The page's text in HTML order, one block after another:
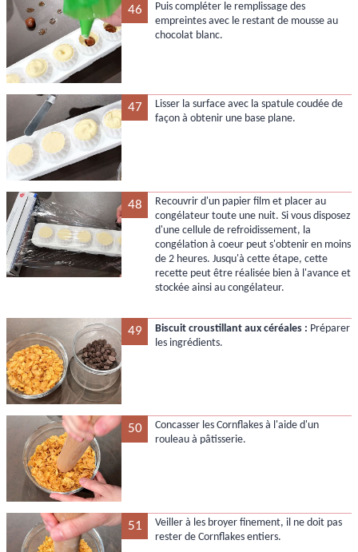
46
Puis compléter le remplissage des
empreintes avec le restant de mousse au
chocolat blanc.
47
Lisser la surface avec la spatule coudée de
façon à obtenir une base plane.
48
Recouvrir d'un papier film et placer au
congélateur toute une nuit. Si vous disposez
d'une cellule de refroidissement, la
congélation à coeur peut s'obtenir en moins
de 2 heures. Jusqu'à cette étape, cette
recette peut être réalisée bien à l'avance et
stockée ainsi au congélateur.
49 Biscuit croustillant aux céréales : Préparer
les ingrédients.
50
Concasser les Cornflakes à l'aide d'un
rouleau à pâtisserie.
51
Veiller à les broyer finement, il ne doit pas
rester de Cornflakes entiers.